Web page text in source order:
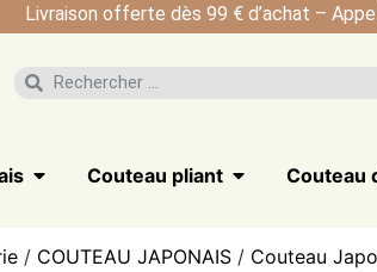
Livraison offerte dès 99 € d’achat –
Couteau pliant Couteau
/ COUTEAU JAPONAIS / Couteau